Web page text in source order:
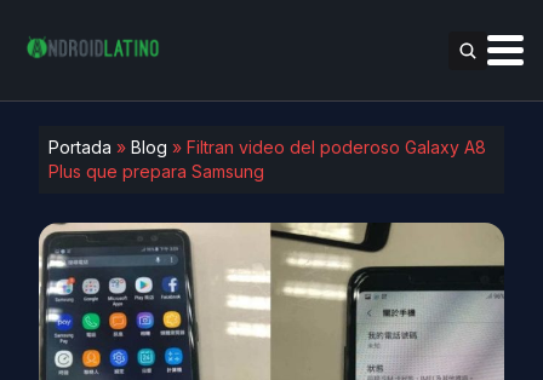
Portada » Blog » Filtran video del poderoso Galaxy A8
Plus que prepara Samsung